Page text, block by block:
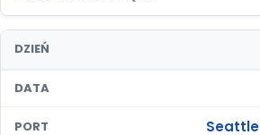
DZIEŃ
DATA
PORT Seattle